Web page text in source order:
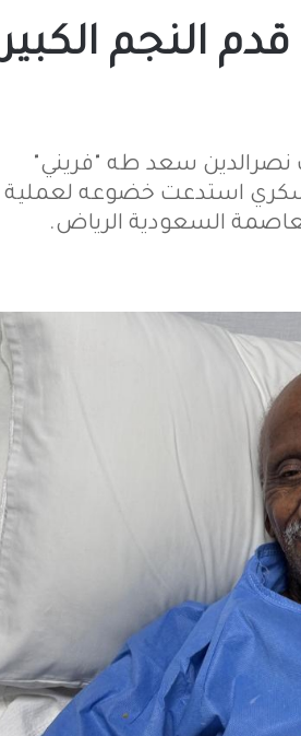
النجم الكبير
نصرالدين سعد طه "فريني"
استدعت خضوعه لعملية
السعودية الرياض.